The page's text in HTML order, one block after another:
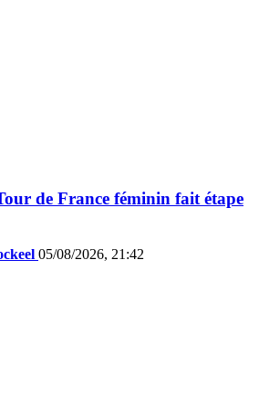
de France féminin fait étape
05/08/2026, 21:42